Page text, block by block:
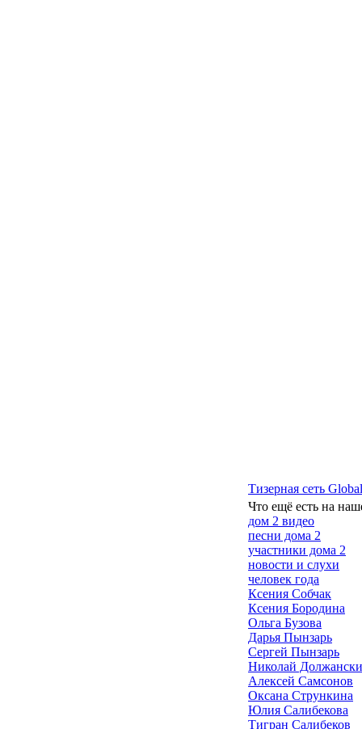
Тизерная сеть
Что ещё есть на
дом 2 видео
песни дома 2
участники дома 2
новости и слухи
человек года
Ксения Собчак
Ксения Бородина
Ольга Бузова
Дарья Пынзарь
Сергей Пынзарь
Николай
Алексей Самсонов
Оксана Стрункина
Юлия Салибекова
Тигран Салибеков